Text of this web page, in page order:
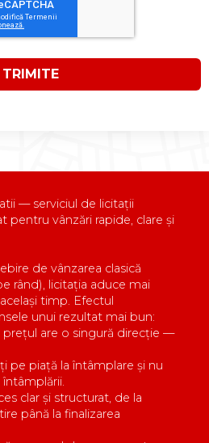
TRIMITE
— serviciul de licitații
pentru vânzări rapide, clare și
de vânzarea clasică
rând), licitația aduce mai
timp. Efectul
unui rezultat mai bun:
prețul are o singură direcție —
pe piață la întâmplare și nu
întâmplării.
clar și structurat, de la
până la finalizarea